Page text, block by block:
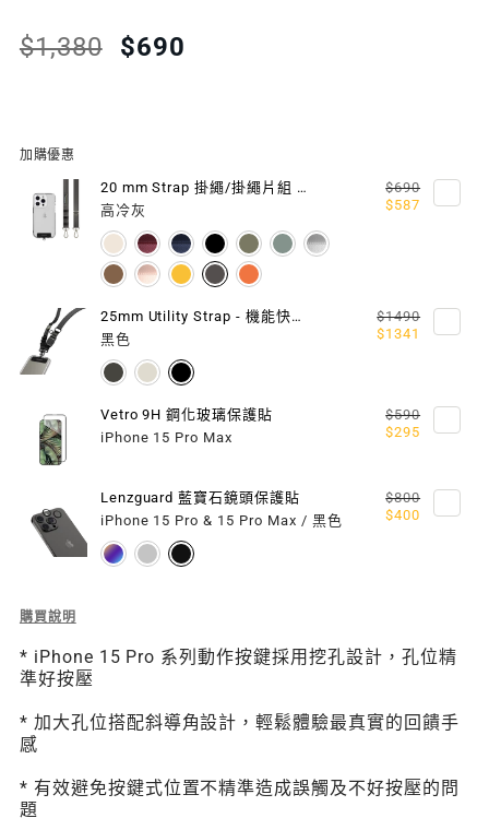
Translation
missing:
$1,380
Translation
missing:
$690
FOR
頂
級
超
規
防
掛
手
機
殼
（M
系
列
援
FOR
級
超
軍
規
防
摔
掛
手
機
（M
列
援
加購優惠
20 mm Strap 掛繩/掛繩片組 (相容 iOS / Android 手機殼)
高冷灰
$690
$587
25mm Utility Strap - 機能快扣掛繩 / 掛繩片組
黑色
$1490
$1341
Vetro 9H 鋼化玻璃保護貼
iPhone 15 Pro Max
$590
$295
Lenzguard 藍寶石鏡頭保護貼
iPhone 15 Pro & 15 Pro Max / 黑色
$800
$400
Description
Odyssey
Strap
級
超
規
防
購買說明
* iPhone 15 Pro 系列動作按鍵採用挖孔設計，孔位精
準好按壓
* 加大孔位搭配斜導角設計，輕鬆體驗最真實的回饋手
感
* 有效避免按鍵式位置不精準造成誤觸及不好按壓的問
題